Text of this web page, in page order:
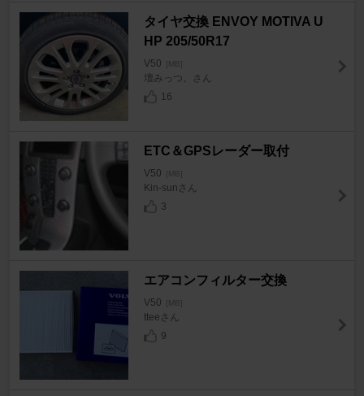
タイヤ交換 ENVOY MOTIVA U
HP 205/50R17
V50 [MB]
壇みっつ。さん
16
ETC＆GPSレーダー取付
V50 [MB]
Kin-sunさん
3
エアコンフィルター交換
V50 [MB]
tteeさん
9